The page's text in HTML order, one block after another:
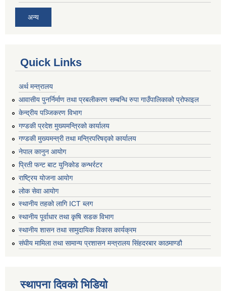
अन्य
Quick Links
अर्थ मन्त्रालय
आवासीय पुनर्निर्माण तथा प्रबलीकरण सम्बन्धि रुपा गाउँपालिकाको प्रोफाइल
केन्द्रीय पञ्जिकरण विभाग
गण्डकी प्रदेश मुख्यमन्त्रिको कार्यालय
गण्डकी मुख्यमन्त्री तथा मन्त्रिपरिषद्को कार्यालय
नेपाल कानुन आयोग
प्रिती फन्ट बाट युनिकोड कन्भर्रटर
राष्ट्रिय योजना आयोग
लोक सेवा आयोग
स्थानीय तहको लागि ICT ब्लग
स्थानीय पूर्वाधार तथा कृषि सडक विभाग
स्थानीय शासन तथा सामुदायिक विकास कार्यक्रम
संघीय मामिला तथा सामान्य प्रशासन मन्त्रालय सिंहदरबार काठमाण्डौ
स्थापना दिवको भिडियो